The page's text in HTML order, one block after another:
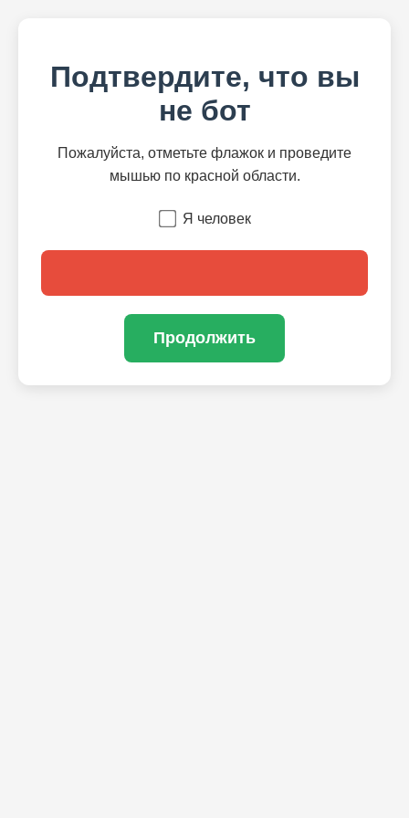
Подтвердите, что вы
не бот
Пожалуйста, отметьте флажок и проведите
мышью по красной области.
Я человек
Продолжить